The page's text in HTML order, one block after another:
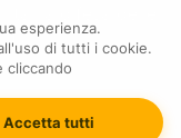
la difesa delle
Milano (MI)
23, 10178
esperienza.
di tutti i cookie.
cliccando
Accetta tutti